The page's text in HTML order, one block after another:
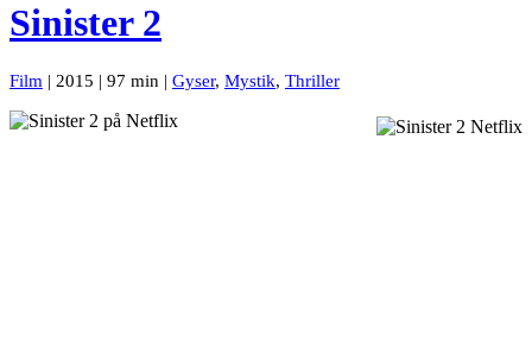
Sinister 2
Film | 2015 | 97 min | Gyser, Mystik, Thriller